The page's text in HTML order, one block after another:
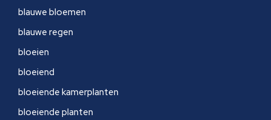
blauwe bloemen
blauwe regen
bloeien
bloeiend
bloeiende kamerplanten
bloeiende planten